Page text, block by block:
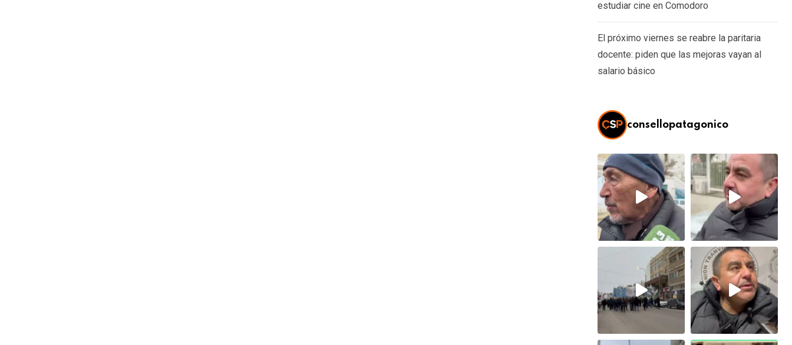
estudiar cine en Comodoro
El próximo viernes se reabre la paritaria
docente: piden que las mejoras vayan al
salario básico
consellopatagonico